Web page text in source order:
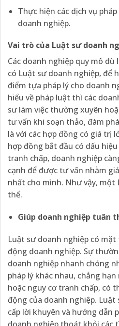
Thực hiện các dịch vụ
doanh nghiệp.
Vai trò của Luật sư doanh
Các doanh nghiệp quy mô dù
có Luật sư doanh nghiệp, để
điểm tựa pháp lý cho doanh
hiểu về pháp luật thì các
sư làm việc thường xuyên
tư vấn khi soạn thảo, đàm
là với các hợp đồng có giá trị
hợp đồng bắt đầu có dấu
tranh chấp, doanh nghiệp
cạnh để được tư vấn nhằm
nhất cho mình. Như vậy, một
thể.
Giúp doanh nghiệp tuân
Luật sư doanh nghiệp có
động doanh nghiệp. Sự
doanh nghiệp nhanh chóng
pháp lý khác nhau, chẳng
hoặc nguy cơ tranh chấp, có
động của doanh nghiệp.
cấp lời khuyên và hướng dẫn